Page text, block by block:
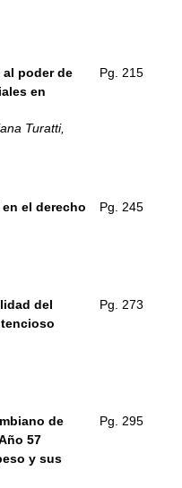
poder de
en
Pg. 215
Turatti,
el derecho
Pg. 245
del
Pg. 273
de
57
y sus
Pg. 295